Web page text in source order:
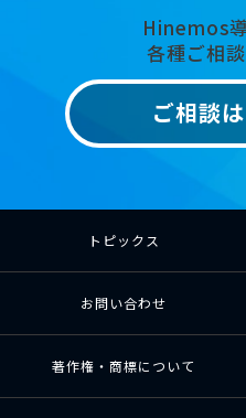
Hinemos
各種ご相
ご相談
トピックス
お問い合わせ
著作権・商標について